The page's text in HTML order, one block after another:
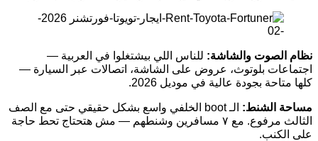
نظام الصوت والشاشة: للناس اللي بيشتغلوا في العربية —
اجتماعات بلوتوث، عروض على الشاشة، اتصالات عبر السيارة —
كلها متاحة بجودة عالية في موديل 2026.
مساحة الشنط:
الـ boot الخلفي واسع بشكل حقيقي حتى مع الصف
الثالث مرفوع. مع ٧ مسافرين وشنطهم — مش هتحتاج تحط حاجة
على الكنب.